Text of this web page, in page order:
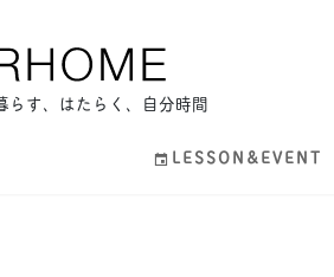
らす、はたらく、自分時間
LESSON&EVENT